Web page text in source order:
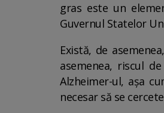
gras este un
Guvernul Statelor
Există, de
asemenea, riscul
Alzheimer-ul, așa
necesar să se